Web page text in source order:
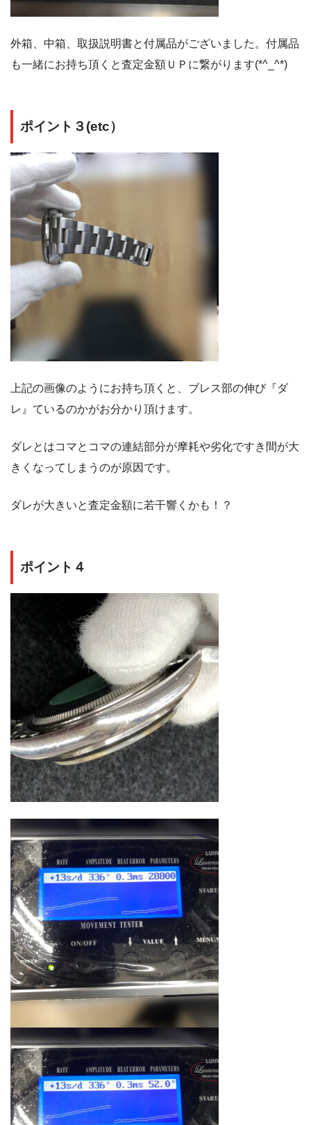
外箱、中箱、取扱説明書と付属品がございました。付属品
も一緒にお持ち頂くと査定金額ＵＰに繋がります(*^_^*)
ポイント３(etc）
上記の画像のようにお持ち頂くと、ブレス部の伸び『ダ
レ』ているのかがお分かり頂けます。
ダレとはコマとコマの連結部分が摩耗や劣化ですき間が大
きくなってしまうのが原因です。
ダレが大きいと査定金額に若干響くかも！？
ポイント４